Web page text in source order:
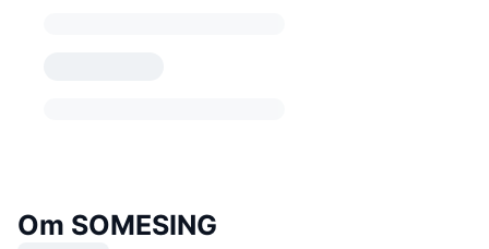
Om SOMESING